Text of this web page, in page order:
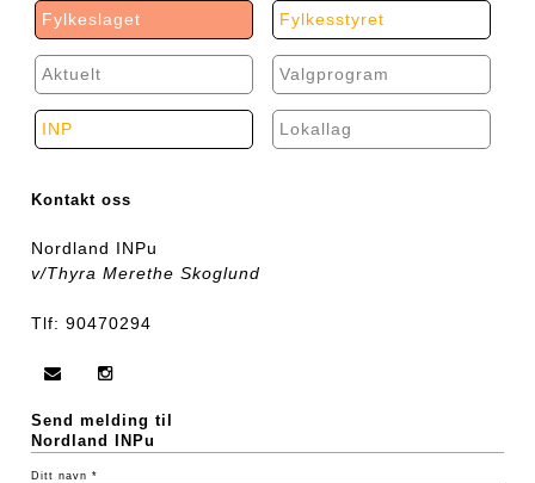
Fylkeslaget Fylkesstyret
Aktuelt Valgprogram
INP Lokallag
Kontakt oss
Nordland INPu
v/Thyra Merethe Skoglund
Tlf: 90470294
Send melding til
Nordland INPu
Ditt navn *